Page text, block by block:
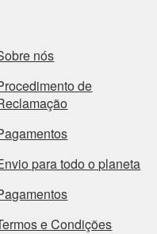
nós
de
para todo o planeta
e Condições